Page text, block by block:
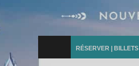
RÉSERVER | BILLETS